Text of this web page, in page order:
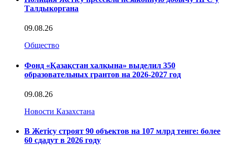
Талдыкоргана
09.08.26
Общество
Фонд «Қазақстан халқына» выделил 350
образовательных грантов на 2026-2027 год
09.08.26
Новости Казахстана
В Жетісу строят 90 объектов на 107 млрд тенге: более
60 сдадут в 2026 году